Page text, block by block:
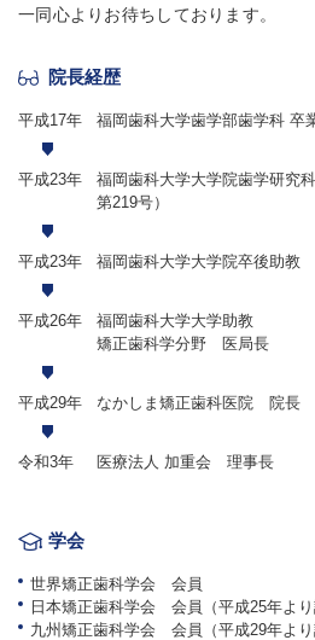
一同心よりお待ちしております。
院長経歴
平成17年 福岡歯科大学歯学部歯学科 卒
平成23年 福岡歯科大学大学院歯学研究
第219号）
平成23年 福岡歯科大学大学院卒後助教
平成26年
福岡歯科大学大学助教
矯正歯科学分野 医局長
平成29年 なかしま矯正歯科医院 院長
令和3年 医療法人 加重会 理事長
学会
世界矯正歯科学会 会員
日本矯正歯科学会 会員（平成25年より
九州矯正歯科学会 会員（平成29年より